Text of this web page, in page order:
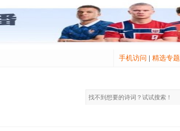
手机访问 精选专题